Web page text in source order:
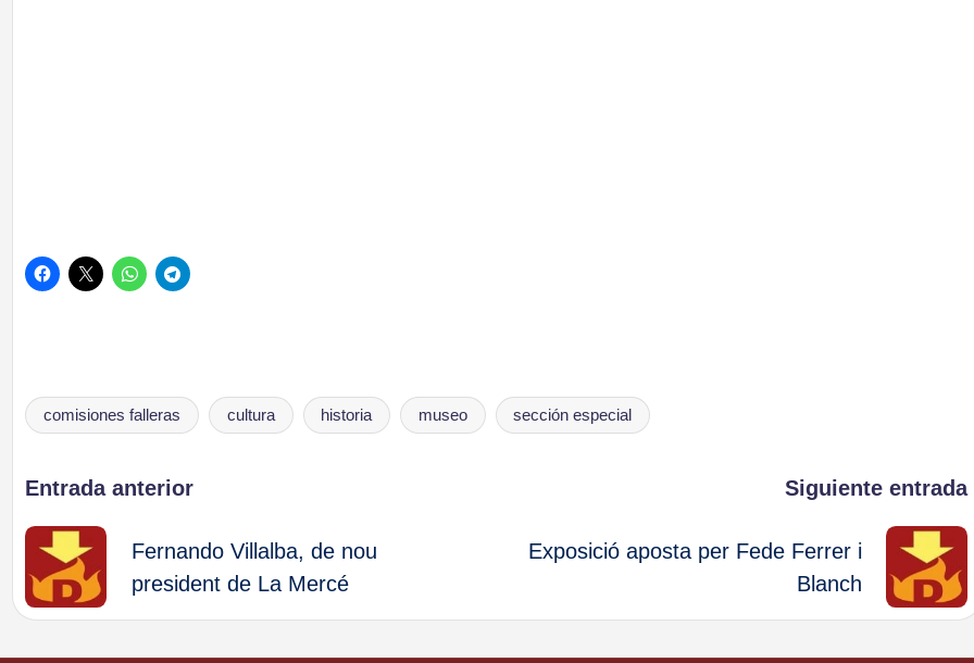
Etiquetas:
comisiones falleras cultura historia museo sección especial
Navegación
de
entradas
Entrada anterior
Fernando Villalba, de nou
president de La Mercé
Siguiente entrada
Exposició aposta per Fede Ferrer i
Blanch